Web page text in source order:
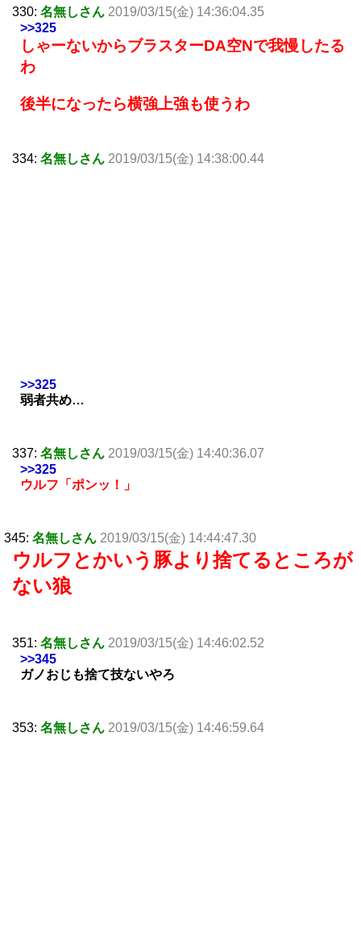
330: 名無しさん 2019/03/15(金) 14:36:04.35
>>325
しゃーないからブラスターDA空Nで我慢したる
わ
後半になったら横強上強も使うわ
334: 名無しさん 2019/03/15(金) 14:38:00.44
>>325
弱者共め…
337: 名無しさん 2019/03/15(金) 14:40:36.07
>>325
ウルフ「ポンッ！」
345: 名無しさん 2019/03/15(金) 14:44:47.30
ウルフとかいう豚より捨てるところが
ない狼
351: 名無しさん 2019/03/15(金) 14:46:02.52
>>345
ガノおじも捨て技ないやろ
353: 名無しさん 2019/03/15(金) 14:46:59.64